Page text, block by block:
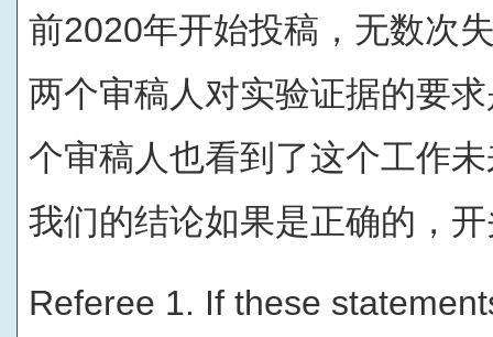
前2020年开始投稿，无数次
两个审稿人对实验证据的要
个审稿人也看到了这个工作
我们的结论如果是正确的，
Referee 1. If these